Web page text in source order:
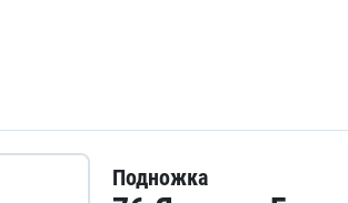
Подножка